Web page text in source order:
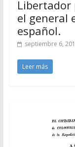
Libertador
el general
español.
septiembre 6,
Leer más